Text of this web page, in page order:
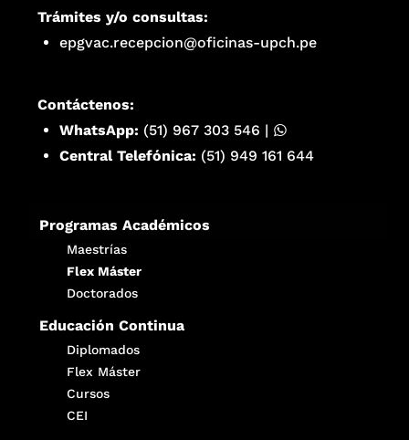
Trámites y/o consultas:
epgvac.recepcion@oficinas-upch.pe
Contáctenos:
WhatsApp: (51) 967 303 546 |
Central Telefónica: (51) 949 161 644
Programas Académicos
Maestrías
Flex Máster
Doctorados
Educación Continua
Diplomados
Flex Máster
Cursos
CEI